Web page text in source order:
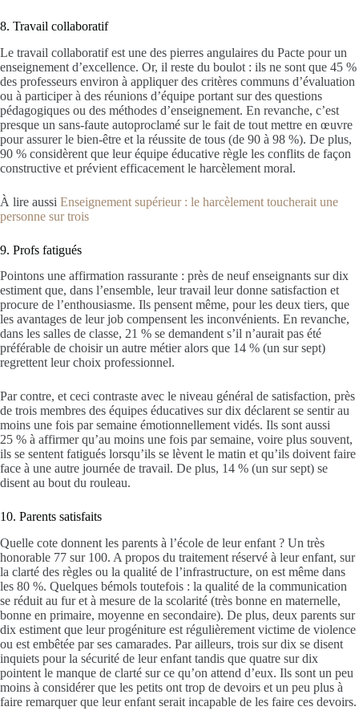
8. Travail collaboratif
Le travail collaboratif est une des pierres angulaires du Pacte pour un
enseignement d’excellence. Or, il reste du boulot : ils ne sont que 45 %
des professeurs environ à appliquer des critères communs d’évaluation
ou à participer à des réunions d’équipe portant sur des questions
pédagogiques ou des méthodes d’enseignement. En revanche, c’est
presque un sans-faute autoproclamé sur le fait de tout mettre en œuvre
pour assurer le bien-être et la réussite de tous (de 90 à 98 %). De plus,
90 % considèrent que leur équipe éducative règle les conflits de façon
constructive et prévient efficacement le harcèlement moral.
À lire aussi Enseignement supérieur : le harcèlement toucherait une
personne sur trois
9. Profs fatigués
Pointons une affirmation rassurante : près de neuf enseignants sur dix
estiment que, dans l’ensemble, leur travail leur donne satisfaction et
procure de l’enthousiasme. Ils pensent même, pour les deux tiers, que
les avantages de leur job compensent les inconvénients. En revanche,
dans les salles de classe, 21 % se demandent s’il n’aurait pas été
préférable de choisir un autre métier alors que 14 % (un sur sept)
regrettent leur choix professionnel.
Par contre, et ceci contraste avec le niveau général de satisfaction, près
de trois membres des équipes éducatives sur dix déclarent se sentir au
moins une fois par semaine émotionnellement vidés. Ils sont aussi
25 % à affirmer qu’au moins une fois par semaine, voire plus souvent,
ils se sentent fatigués lorsqu’ils se lèvent le matin et qu’ils doivent faire
face à une autre journée de travail. De plus, 14 % (un sur sept) se
disent au bout du rouleau.
10. Parents satisfaits
Quelle cote donnent les parents à l’école de leur enfant ? Un très
honorable 77 sur 100. A propos du traitement réservé à leur enfant, sur
la clarté des règles ou la qualité de l’infrastructure, on est même dans
les 80 %. Quelques bémols toutefois : la qualité de la communication
se réduit au fur et à mesure de la scolarité (très bonne en maternelle,
bonne en primaire, moyenne en secondaire). De plus, deux parents sur
dix estiment que leur progéniture est régulièrement victime de violence
ou est embêtée par ses camarades. Par ailleurs, trois sur dix se disent
inquiets pour la sécurité de leur enfant tandis que quatre sur dix
pointent le manque de clarté sur ce qu’on attend d’eux. Ils sont un peu
moins à considérer que les petits ont trop de devoirs et un peu plus à
faire remarquer que leur enfant serait incapable de les faire ces devoirs.